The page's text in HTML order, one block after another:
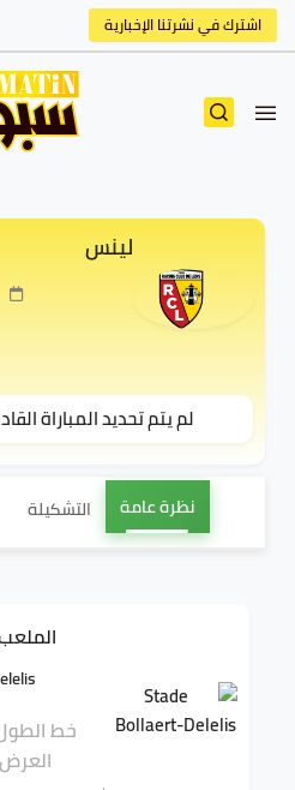
اشترك في نشرتنا الإخبارية
لينس
لم يتم تحديد المباراة
نظرة عامة التشكيلة
خط الطول:
العرض: